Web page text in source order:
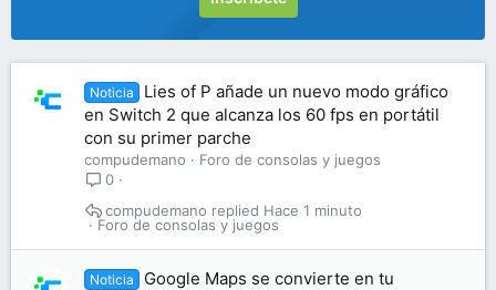
Noticia
Lies of P añade un nuevo modo gráfico
en Switch 2 que alcanza los 60 fps en portátil
con su primer parche
compudemano
Foro de consolas y juegos
0
Foro de consolas y juegos
Hace 1 minuto
compudemano
Noticia
Google Maps se convierte en tu